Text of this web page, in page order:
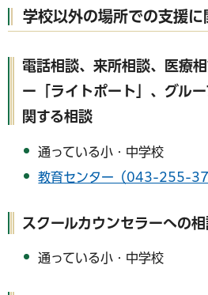
学校以外の場所での支援に
電話相談、来所相談、医療
ー「ライトポート」、グル
関する相談
通っている小・中学校
教育センター（043-255-
スクールカウンセラーへの
通っている小・中学校